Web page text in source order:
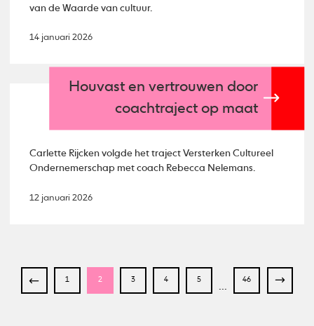
van de Waarde van cultuur.
14 januari 2026
Houvast en vertrouwen door
coachtraject op maat
Carlette Rijcken volgde het traject Versterken Cultureel
Ondernemerschap met coach Rebecca Nelemans.
12 januari 2026
1 2 3 4 5 46